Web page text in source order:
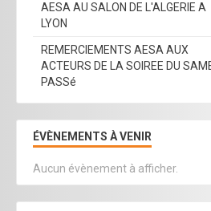
AESA AU SALON DE L'ALGERIE A
LYON
REMERCIEMENTS AESA AUX
ACTEURS DE LA SOIREE DU
PASSé
ÉVÈNEMENTS À VENIR
Aucun évènement à afficher.